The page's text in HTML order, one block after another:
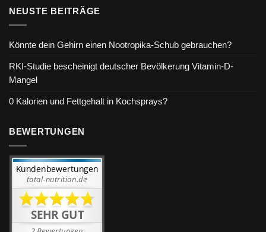
NEUSTE BEITRÄGE
Könnte dein Gehirn einen Nootropika-Schub gebrauchen?
RKI-Studie bescheinigt deutscher Bevölkerung Vitamin-D-
Mangel
0 Kalorien und Fettgehalt in Kochsprays?
BEWERTUNGEN